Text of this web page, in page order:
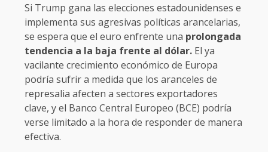
Si Trump gana las elecciones estadounidenses e
implementa sus agresivas políticas arancelarias,
se espera que el euro enfrente una prolongada
tendencia a la baja frente al dólar. El ya
vacilante crecimiento económico de Europa
podría sufrir a medida que los aranceles de
represalia afecten a sectores exportadores
clave, y el Banco Central Europeo (BCE) podría
verse limitado a la hora de responder de manera
efectiva.